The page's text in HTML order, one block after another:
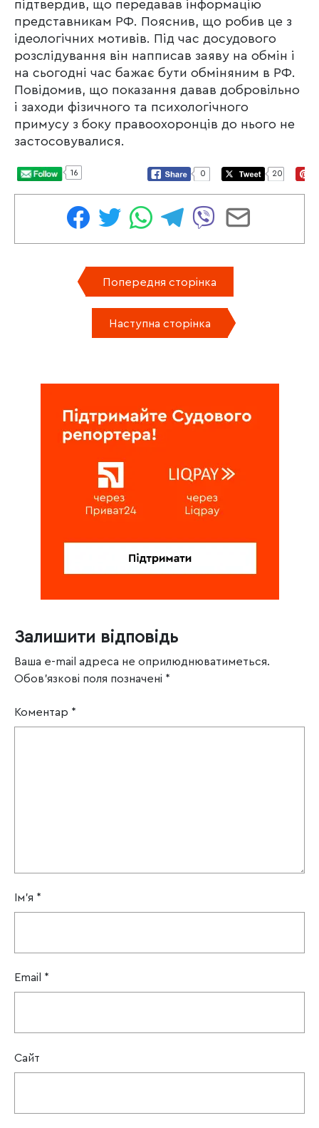
підтвердив, що передавав інформацію
представникам РФ. Пояснив, що робив це з
ідеологічних мотивів. Під час досудового
розслідування він напписав заяву на обмін і
на сьогодні час бажає бути обміняним в РФ.
Повідомив, що показання давав добровільно
і заходи фізичного та психологічного
примусу з боку правоохоронців до нього не
застосовувалися.
16 0 20
Попередня сторінка
Наступна сторінка
Залишити відповідь
Ваша e-mail адреса не оприлюднюватиметься.
Обов’язкові поля позначені *
Коментар *
Ім'я *
Email *
Сайт